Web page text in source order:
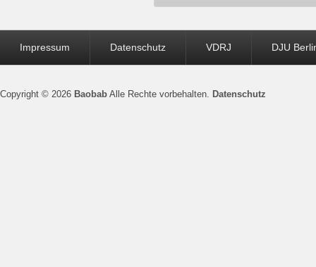
MenüImpressum Datenschutz VDRJ DJU
Copyright © 2026 Baobab Alle Rechte vorbehalten. Datenschutz